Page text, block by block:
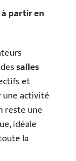
partir en
salles
et
activité
reste une
idéale
la